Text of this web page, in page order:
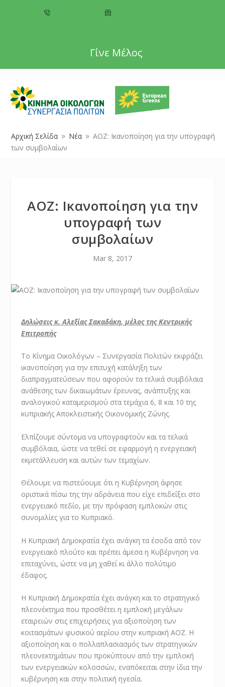
Γίνε Μέλος
Αρχική Σελίδα 9 Νέα 9 ΑΟΖ: Ικανοποίηση για την υπογραφή
των συμβολαίων
ΑΟΖ: Ικανοποίηση για την
υπογραφή των
συμβολαίων
Mar 8, 2017
Δηλώσεις κ. Αλεξίας Σακαδάκη, μέλος της Κεντρικής
Επιτροπής
Το Κίνημα Οικολόγων – Συνεργασία Πολιτών εκφράζει
ικανοποίηση για την επιτυχή κατάληξη των
διαπραγματεύσεων που αφορούν τα τελικά συμβόλαια
ανάθεσης των δικαιωμάτων έρευνας, ανάπτυξης και
αναλογικού καταμερισμού στα τεμάχια 6, 8 και 10 της
κυπριακής Αποκλειστικής Οικονομικής Ζώνης.
Ελπίζουμε σύντομα να υπογραφτούν και τα τελικά
συμβόλαια, ώστε να τεθεί σε εφαρμογή η ενεργειακή
εκμετάλλευση και αυτών των τεμαχίων.
Θέλουμε να πιστεύουμε ότι η Κυβέρνηση άφησε
οριστικά πίσω της την αδράνεια που είχε επιδείξει στο
ενεργειακό πεδίο, με την πρόφαση εμπλοκών στις
συνομιλίες για το Κυπριακό.
Η Κυπριακή Δημοκρατία έχει ανάγκη τα έσοδα από τον
ενεργειακό πλούτο και πρέπει άμεσα η Κυβέρνηση να
επιταχύνει, ώστε να μη χαθεί κι άλλο πολύτιμο
έδαφος.
Η Κυπριακή Δημοκρατία έχει ανάγκη και το στρατηγικό
πλεονέκτημα που προσθέτει η εμπλοκή μεγάλων
εταιρειών στις επιχειρήσεις για αξιοποίηση των
κοιτασμάτων φυσικού αερίου στην κυπριακή ΑΟΖ. Η
αξιοποίηση και ο πολλαπλασιασμός των στρατηγικών
πλεονεκτημάτων που προκύπτουν από την εμπλοκή
των ενεργειακών κολοσσών, εναπόκειται στην ίδια την
κυβέρνηση και στην πολιτική ηγεσία.